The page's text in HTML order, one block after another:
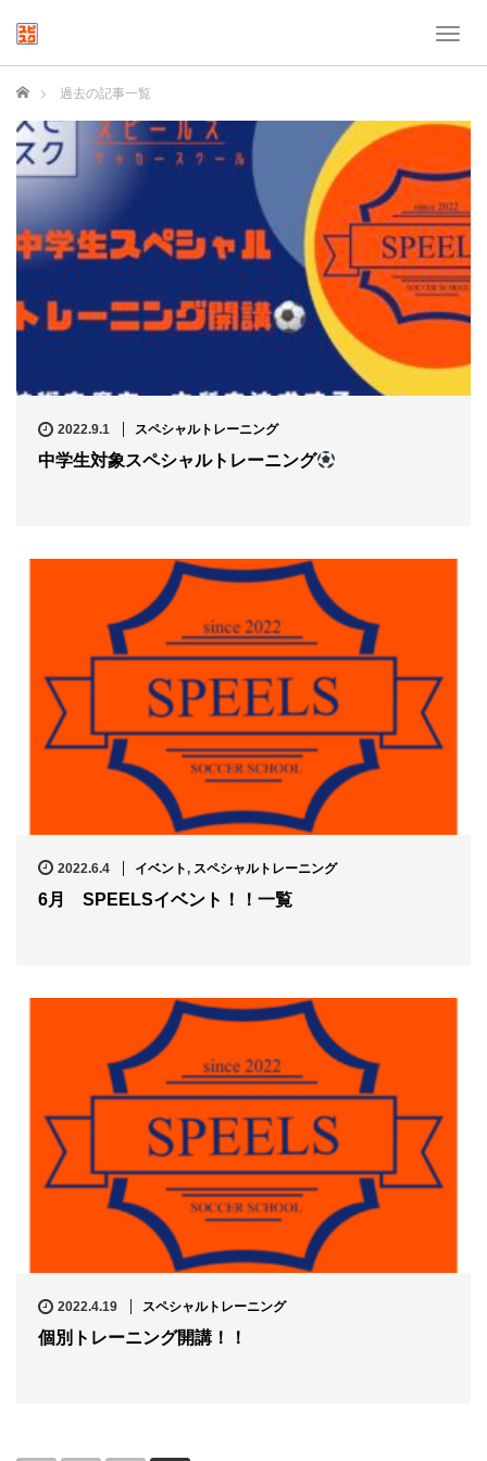
T
l
n
a
v
i
g
a
t
i
ホーム 過去の記事一覧
2022.9.1 スペシャルトレーニング
中学生対象スペシャルトレーニング
2022.6.4 イベント, スペシャルトレーニング
6月 SPEELSイベント！！一覧
2022.4.19 スペシャルトレーニング
個別トレーニング開講！！